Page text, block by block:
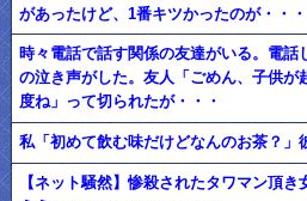
があったけど、1番キツかったのが・・・
時々電話で話す関係の友達がいる。電話
の泣き声がした。友人「ごめん、子供が
度ね」って切られたが・・・
私「初めて飲む味だけどなんのお茶？」
【ネット騒然】惨殺されたタワマン頂